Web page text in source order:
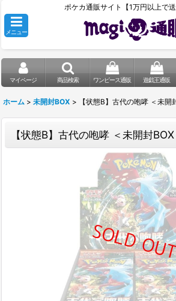
ポケカ通販サイト【1万円以上で送
メニュー
マイページ 商品検索 ワンピース通販 遊戯王通販
ホーム > 未開封BOX > 【状態B】古代の咆哮 ＜未
【状態B】古代の咆哮 ＜未開封